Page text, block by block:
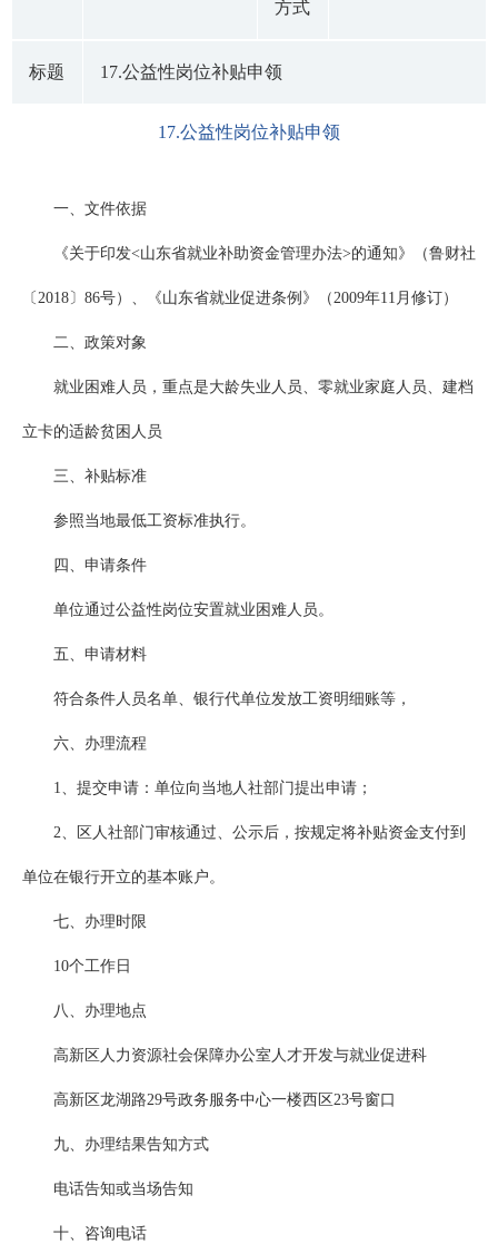
方式
标题 17.公益性岗位补贴申领
17.公益性岗位补贴申领
一、文件依据
《关于印发<山东省就业补助资金管理办法>的通知》（鲁财社
〔2018〕86号）、《山东省就业促进条例》（2009年11月修订）
二、政策对象
就业困难人员，重点是大龄失业人员、零就业家庭人员、建档
立卡的适龄贫困人员
三、补贴标准
参照当地最低工资标准执行。
四、申请条件
单位通过公益性岗位安置就业困难人员。
五、申请材料
符合条件人员名单、银行代单位发放工资明细账等，
六、办理流程
1、提交申请：单位向当地人社部门提出申请；
2、区人社部门审核通过、公示后，按规定将补贴资金支付到
单位在银行开立的基本账户。
七、办理时限
10个工作日
八、办理地点
高新区人力资源社会保障办公室人才开发与就业促进科
高新区龙湖路29号政务服务中心一楼西区23号窗口
九、办理结果告知方式
电话告知或当场告知
十、咨询电话